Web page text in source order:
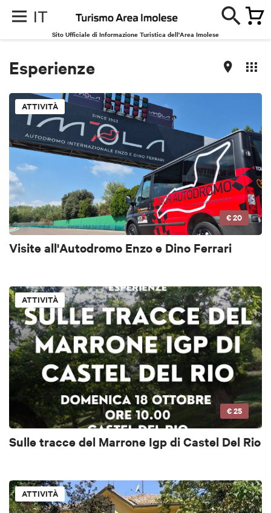
IT
Sito Ufficiale di Informazione Turistica dell'Area Imolese
Esperienze
ATTIVITÀ
€ 20
Visite all'Autodromo Enzo e Dino Ferrari
ATTIVITÀ
€ 25
Sulle tracce del Marrone Igp di Castel Del Rio
ATTIVITÀ